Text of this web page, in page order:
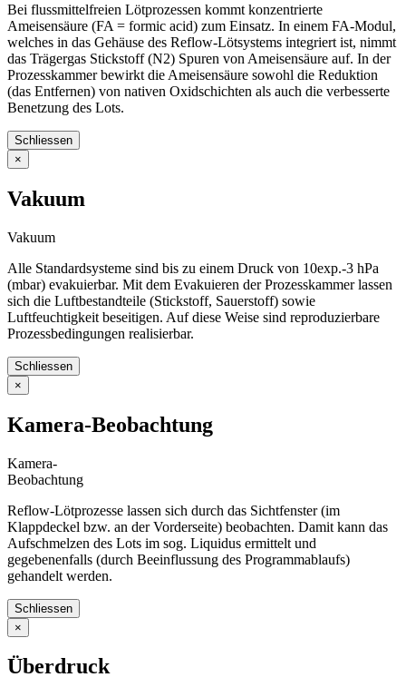
Bei flussmittelfreien Lötprozessen kommt konzentrierte
Ameisensäure (FA = formic acid) zum Einsatz. In einem FA-Modul,
welches in das Gehäuse des Reflow-Lötsystems integriert ist, nimmt
das Trägergas Stickstoff (N2) Spuren von Ameisensäure auf. In der
Prozesskammer bewirkt die Ameisensäure sowohl die Reduktion
(das Entfernen) von nativen Oxidschichten als auch die verbesserte
Benetzung des Lots.
Schliessen
×
Vakuum
Vakuum
Alle Standardsysteme sind bis zu einem Druck von 10exp.-3 hPa
(mbar) evakuierbar. Mit dem Evakuieren der Prozesskammer lassen
sich die Luftbestandteile (Stickstoff, Sauerstoff) sowie
Luftfeuchtigkeit beseitigen. Auf diese Weise sind reproduzierbare
Prozessbedingungen realisierbar.
Schliessen
×
Kamera-Beobachtung
Kamera-
Beobachtung
Reflow-Lötprozesse lassen sich durch das Sichtfenster (im
Klappdeckel bzw. an der Vorderseite) beobachten. Damit kann das
Aufschmelzen des Lots im sog. Liquidus ermittelt und
gegebenenfalls (durch Beeinflussung des Programmablaufs)
gehandelt werden.
Schliessen
×
Überdruck